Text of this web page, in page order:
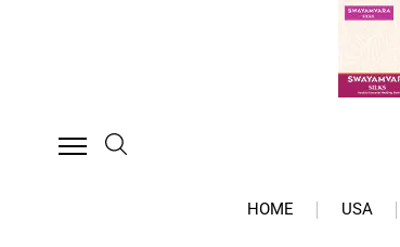
HOME USA